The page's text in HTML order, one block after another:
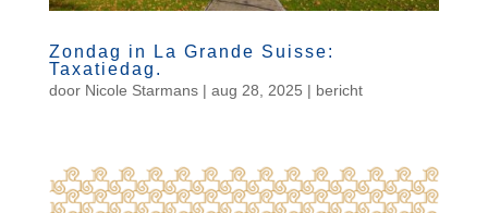
Zondag in La Grande Suisse:
Taxatiedag.
door Nicole Starmans| aug 28, 2025 | bericht